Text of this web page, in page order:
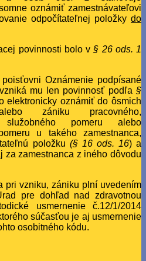
oznámiť zamestnávateľovi
odpočítateľnej položky do
povinnosti bolo v§ 26 ods. 1
Oznámenie podpísané
mu len povinnosť podľa §
elektronicky oznámiť do ôsmich
zániku pracovného,
služobného pomeru alebo
u takého zamestnanca,
položku (§ 16 ods. 16) a
za zamestnanca z iného dôvodu
pri vzniku, zániku plní uvedením
pre dohľad nad zdravotnou
usmernenie č.12/1/2014
súčasťou je aj usmernenie
osobitného kódu.